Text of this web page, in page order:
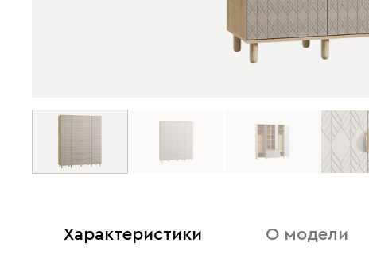
Характеристики О модели